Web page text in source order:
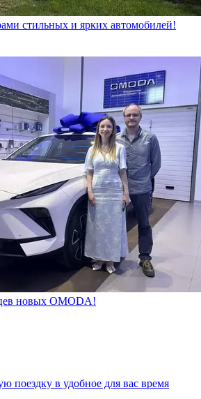
стильных и ярких автомобилей!
новых OMODA!
поездку в удобное для вас время